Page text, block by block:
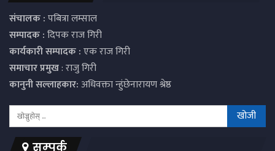
संचालक :पबित्रा लम्साल
सम्पादक :दिपक राज गिरी
कार्यकारी सम्पादक :एक राज गिरी
समाचार प्रमुख: राजु गिरी
कानुनी सल्लाहकार:अधिवक्ता न्हुंछेनारायण श्रेष्ठ
सम्पर्क